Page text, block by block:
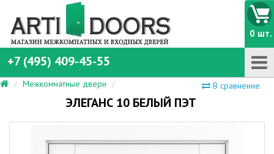
+7 (495) 409-45-55
0 шт.
В сравнение
Межкомнатные двери
ЭЛЕГАНС 10 БЕЛЫЙ ПЭТ